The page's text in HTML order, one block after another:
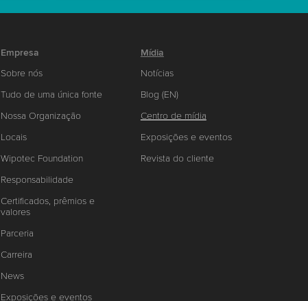
Empresa
Sobre nós
Tudo de uma única fonte
Nossa Organização
Locais
Wipotec Foundation
Responsabilidade
Certificados, prêmios e
valores
Parceria
Carreira
News
Exposições e eventos
Mídia
Notícias
Blog (EN)
Centro de mídia
Exposições e eventos
Revista do cliente